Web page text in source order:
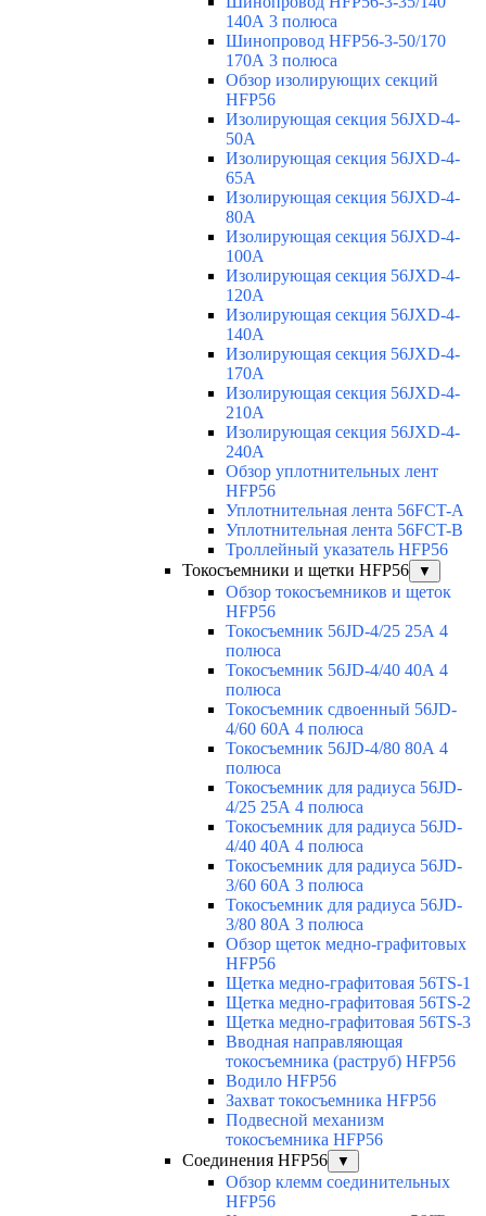
140А 3 полюса
Шинопровод HFP56-3-50/170
170А 3 полюса
Обзор изолирующих секций
HFP56
Изолирующая секция 56JXD-4-
50A
Изолирующая секция 56JXD-4-
65A
Изолирующая секция 56JXD-4-
80A
Изолирующая секция 56JXD-4-
100A
Изолирующая секция 56JXD-4-
120A
Изолирующая секция 56JXD-4-
140A
Изолирующая секция 56JXD-4-
170A
Изолирующая секция 56JXD-4-
210A
Изолирующая секция 56JXD-4-
240A
Обзор уплотнительных лент
HFP56
Уплотнительная лента 56FCT-A
Уплотнительная лента 56FCT-B
Троллейный указатель HFP56
Токосъемники и щетки HFP56
▼
Обзор токосъемников и щеток
HFP56
Токосъемник 56JD-4/25 25А 4
полюса
Токосъемник 56JD-4/40 40А 4
полюса
Токосъемник сдвоенный 56JD-
4/60 60А 4 полюса
Токосъемник 56JD-4/80 80А 4
полюса
Токосъемник для радиуса 56JD-
4/25 25А 4 полюса
Токосъемник для радиуса 56JD-
4/40 40А 4 полюса
Токосъемник для радиуса 56JD-
3/60 60А 3 полюса
Токосъемник для радиуса 56JD-
3/80 80А 3 полюса
Обзор щеток медно-графитовых
HFP56
Щетка медно-графитовая 56TS-1
Щетка медно-графитовая 56TS-2
Щетка медно-графитовая 56TS-3
Вводная направляющая
токосъемника (раструб) HFP56
Водило HFP56
Захват токосъемника HFP56
Подвесной механизм
токосъемника HFP56
Соединения HFP56
▼
Обзор клемм соединительных
HFP56